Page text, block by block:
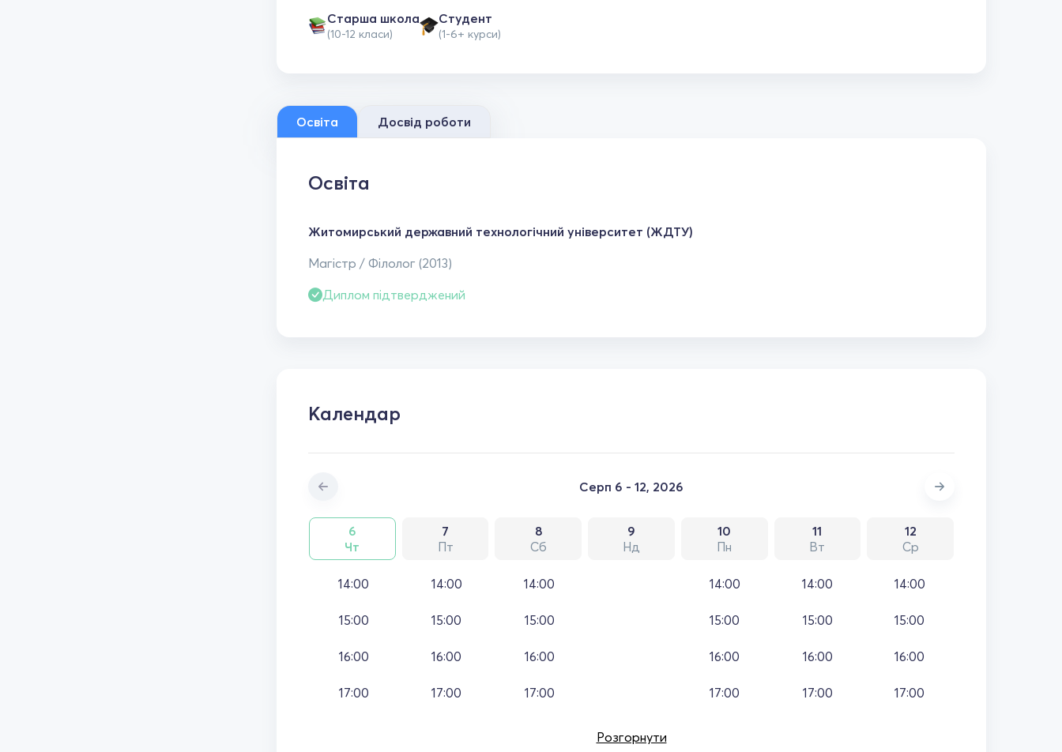
Старша школа
(10-12 класи)
Студент
(1-6+ курси)
Освіта Досвід роботи
Освіта
Житомирський державний технологічний університет (ЖДТУ)
Магістр / Філолог (2013)
Диплом підтверджений
Календар
Серп 6 - 12, 2026
6
Чт
7
Пт
8
Сб
9
Нд
10
Пн
11
Вт
12
Ср
14:00
15:00
16:00
17:00
14:00
15:00
16:00
17:00
14:00
15:00
16:00
17:00
14:00
15:00
16:00
17:00
14:00
15:00
16:00
17:00
14:00
15:00
16:00
17:00
Розгорнути